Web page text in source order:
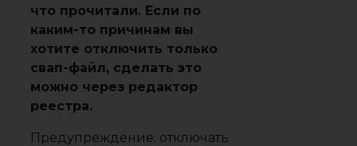
что прочитали. Если по
каким-то причинам вы
хотите отключить только
свап-файл, сделать это
можно через редактор
реестра.
Предупреждение: отключать